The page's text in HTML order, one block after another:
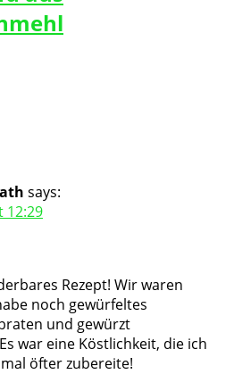
says:
12:29
Rezept! Wir waren
noch gewürfeltes
und gewürzt
war eine Köstlichkeit, die ich
öfter zubereite!